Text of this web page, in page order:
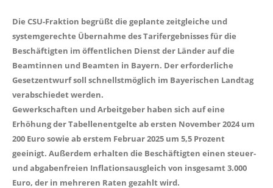
Die CSU-Fraktion begrüßt die geplante zeitgleiche und
systemgerechte Übernahme des Tarifergebnisses für die
Beschäftigten im öffentlichen Dienst der Länder auf die
Beamtinnen und Beamten in Bayern. Der erforderliche
Gesetzentwurf soll schnellstmöglich im Bayerischen Landtag
verabschiedet werden.
Gewerkschaften und Arbeitgeber haben sich auf eine
Erhöhung der Tabellenentgelte ab ersten November 2024 um
200 Euro sowie ab erstem Februar 2025 um 5,5 Prozent
geeinigt. Außerdem erhalten die Beschäftigten einen steuer-
und abgabenfreien Inflationsausgleich von insgesamt 3.000
Euro, der in mehreren Raten gezahlt wird.